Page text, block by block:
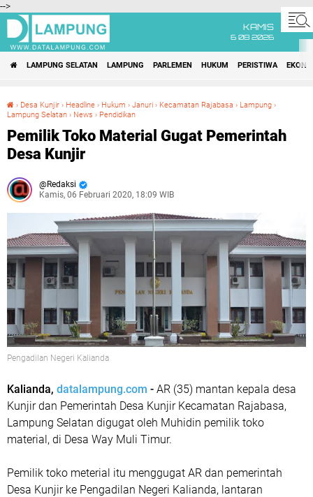
-->
KAMIS
6 08 2026
LAMPUNG SELATAN LAMPUNG PARLEMEN HUKUM PERISTIWA
› Desa Kunjir › Headline › Hukum › Januri › Kecamatan Rajabasa › Lampung ›
Lampung Selatan › News › Pendidikan
Pemilik Toko Material Gugat Pemerintah
Desa Kunjir
Redaksi
Kamis, 06 Februari 2020, 18:09 WIB
Pengadilan Negeri Kalianda
Kalianda, datalampung.com - AR (35) mantan kepala desa
Kunjir dan Pemerintah Desa Kunjir Kecamatan Rajabasa,
Lampung Selatan digugat oleh Muhidin pemilik toko
material, di Desa Way Muli Timur.
Pemilik toko meterial itu menggugat AR dan pemerintah
Desa Kunjir ke Pengadilan Negeri Kalianda, lantaran